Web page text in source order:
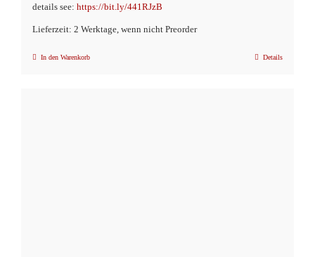
details see: https://bit.ly/441RJzB
Lieferzeit: 2 Werktage, wenn nicht Preorder
In den Warenkorb Details